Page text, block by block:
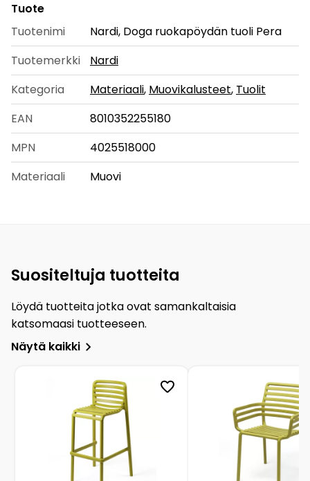
Tuote
Tuotenimi
Nardi, Doga ruokapöydän tuoli Pera
Tuotemerkki
Nardi
Kategoria
Materiaali, Muovikalusteet, Tuolit
EAN
8010352255180
MPN
4025518000
Materiaali
Muovi
Suositeltuja tuotteita
Löydä tuotteita jotka ovat samankaltaisia
katsomaasi tuotteeseen.
Näytä kaikki